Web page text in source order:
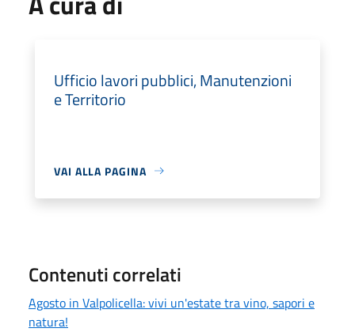
Ufficio lavori pubblici, Manutenzioni
e Territorio
VAI ALLA PAGINA
Contenuti correlati
Agosto in Valpolicella: vivi un'estate tra vino, sapori e
natura!